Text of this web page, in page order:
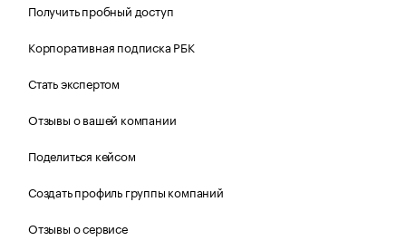
Получить пробный доступ
Корпоративная подписка РБК
Стать экспертом
Отзывы о вашей компании
Поделиться кейсом
Создать профиль группы компаний
Отзывы о сервисе